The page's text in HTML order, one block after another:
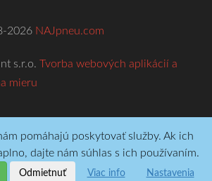
2026 NAJpneu.com
s.r.o. Tvorba webových aplikácií a
mieru
pomáhajú poskytovať služby. Ak ich
dajte nám súhlas s ich používaním.
Odmietnuť Viac info Nastavenia